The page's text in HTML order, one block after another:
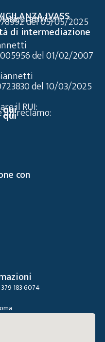
IVASS
s.r.l.
del 05/05/2025
di intermediazione
del 01/02/2007
del 10/03/2025
il RUI:
quireclamo:
qui
con
183 6074